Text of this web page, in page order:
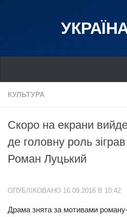
Україна
Дніпро
Львів
Івано-Франківськ
Донбас
Одеса
КУЛЬТУРА
Скоро на екрани
де головну роль
Роман Луцький
ОПУБЛІКОВАНО 16.09.2016 В 10:42
Драма знята за мотивами